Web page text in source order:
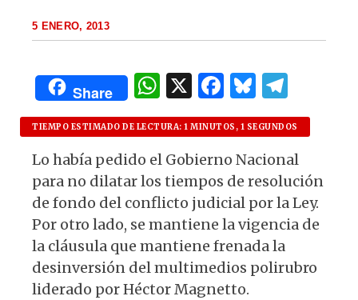
5 ENERO, 2013
Share
W
h
at
s
A
p
p
X F
a
c
e
b
o
o
k
B
lu
es
k
y
el
e
g
ra
m
TIEMPO ESTIMADO DE LECTURA: 1 MINUTOS, 1 SEGUNDOS
Lo había pedido el Gobierno Nacional
para no dilatar los tiempos de resolución
de fondo del conflicto judicial por la Ley.
Por otro lado, se mantiene la vigencia de
la cláusula que mantiene frenada la
desinversión del multimedios polirubro
liderado por Héctor Magnetto.